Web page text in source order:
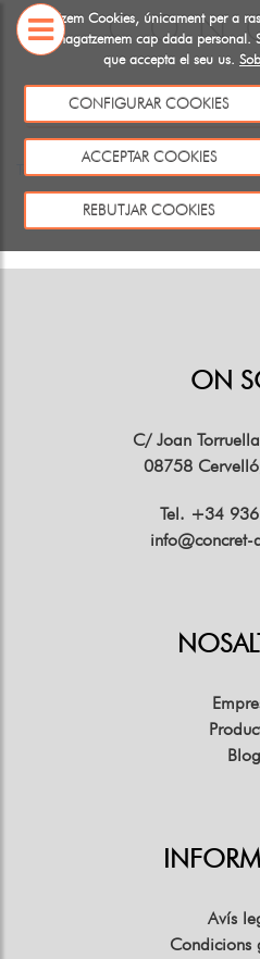
Utiltizem Cookies, únicament per a
emmagatzemem cap dada personal.
que accepta el seu us.
CONFIGURAR COOKIES
ACCEPTAR COOKIES
REBUTJAR COOKIES
Aquest producte no existeix o no està
Tornar
ON
C/ Joan
08758
Tel. +34
info@concret-
Blog
Avís
Condicions